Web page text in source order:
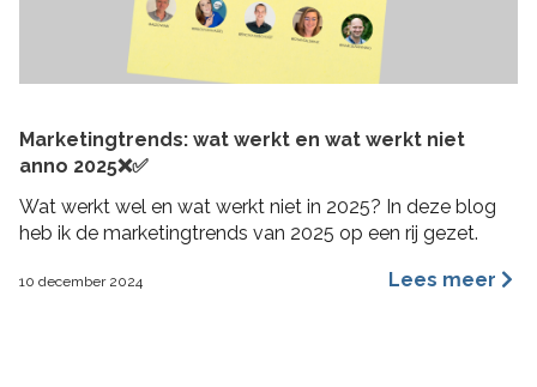
Marketingtrends: wat werkt en wat werkt niet
anno 2025❌✅
Wat werkt wel en wat werkt niet in 2025? In deze blog
heb ik de marketingtrends van 2025 op een rij gezet.
10 december 2024 Lees meer